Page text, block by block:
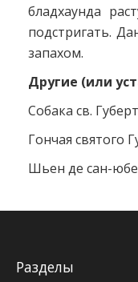
бладхаунда
подстригать.
запахом.
Другие (или
Собака св.
Гончая святого
Шьен де сан-
Разделы